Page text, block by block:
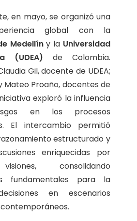
en mayo, se organizó una
global con la
Medellíny la Universidad
(UDEA) de Colombia.
Gil, docente de UDEA;
Mateo Proaño, docentes de
exploró la influencia
en los procesos
El intercambio permitió
estructurado y
enriquecidas por
consolidando
fundamentales para la
en escenarios